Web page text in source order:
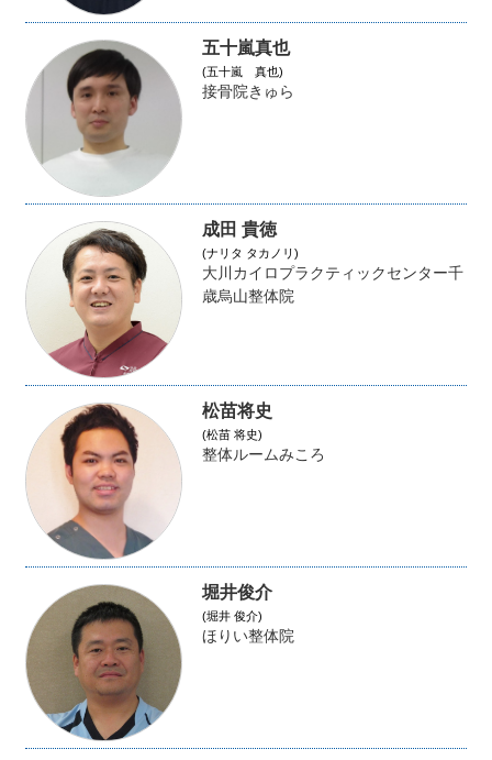
五十嵐真也
(五十嵐 真也)
接骨院きゅら
成田 貴徳
(ナリタ タカノリ)
大川カイロプラクティックセンター千
歳烏山整体院
松苗将史
(松苗 将史)
整体ルームみころ
堀井俊介
(堀井 俊介)
ほりい整体院